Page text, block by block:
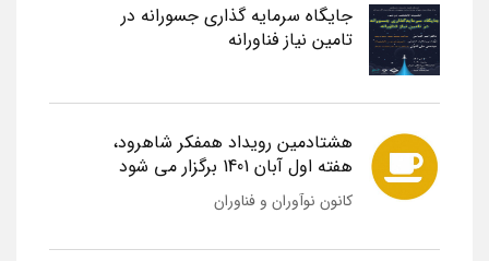
جایگاه سرمایه گذاری جسورانه در
تامین نیاز فناورانه
هشتادمین رویداد همفکر شاهرود،
هفته اول آبان 1401 برگزار می شود
کانون نوآوران و فناوران